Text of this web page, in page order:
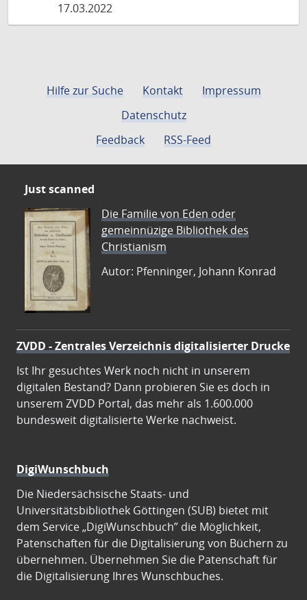
17.03.2022
Hilfe zur Suche Kontakt
Impressum
Datenschutz
Feedback
RSS-Feed
Just scanned
Die Familie von Eden oder
gemeinnüzige Bibliothek des
Christianism
Autor: Pfenninger, Johann Konrad
ZVDD - Zentrales Verzeichnis digitalisierter Drucke
Ist Ihr gesuchtes Werk noch nicht in unserem
digitalen Bestand? Dann probieren Sie es doch in
unserem ZVDD Portal, das mehr als 1.600.000
bundesweit digitalisierte Werke nachweist.
DigiWunschbuch
Die Niedersächsische Staats- und
Universitätsbibliothek Göttingen (SUB) bietet mit
dem Service „DigiWunschbuch” die Möglichkeit,
Patenschaften für die Digitalisierung von Büchern zu
übernehmen. Übernehmen Sie die Patenschaft für
die Digitalisierung Ihres Wunschbuches.